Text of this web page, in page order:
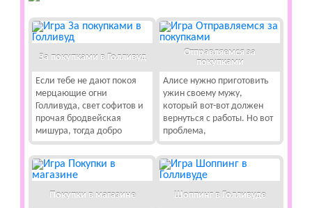
За покупками в Голливуд
Если тебе не дают покоя
мерцающие огни
Голливуда, свет софитов и
прочая бродвейская
мишура, тогда добро
Отправляемся за
покупками
Алисе нужно приготовить
ужин своему мужу,
который вот-вот должен
вернуться с работы. Но вот
проблема,
Покупки в магазине Шоппинг в Голливуде